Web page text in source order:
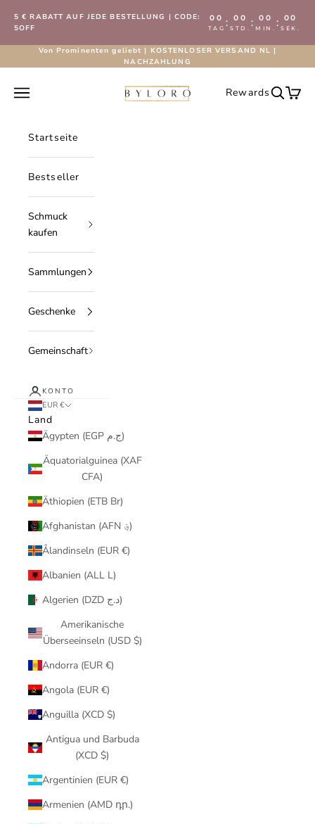
5 € RABATT AUF JEDE BESTELLUNG | CODE:
5OFF
00
TAG : 00
STD. : 00
MIN. : 00
SEK.
Von Prominenten geliebt | KOSTENLOSER VERSAND NL |
NACHZAHLUNG
Byloro.com
Navigationsmenü öffnen RewardsSuche
Startseite
Bestseller
Schmuck
kaufen
Sammlungen
Geschenke
Gemeinschaft
KONTO
EUR €
Land
Ägypten (EGP ج.م)
Äquatorialguinea (XAF
CFA)
Äthiopien (ETB Br)
Afghanistan (AFN ؋)
Ålandinseln (EUR €)
Albanien (ALL L)
Algerien (DZD د.ج)
Amerikanische
Überseeinseln (USD $)
Andorra (EUR €)
Angola (EUR €)
Anguilla (XCD $)
Antigua und Barbuda
(XCD $)
Argentinien (EUR €)
Armenien (AMD դր.)